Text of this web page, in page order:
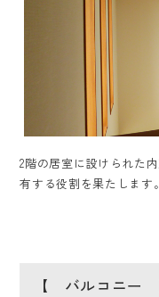
2階の居室に設けられた
有する役割を果たします。
【 バルコニー